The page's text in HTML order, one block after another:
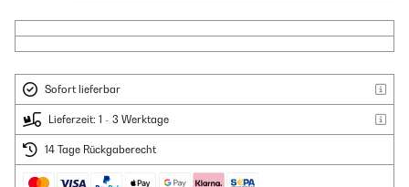
Sofort lieferbar
Lieferzeit: 1 - 3 Werktage
14 Tage Rückgaberecht